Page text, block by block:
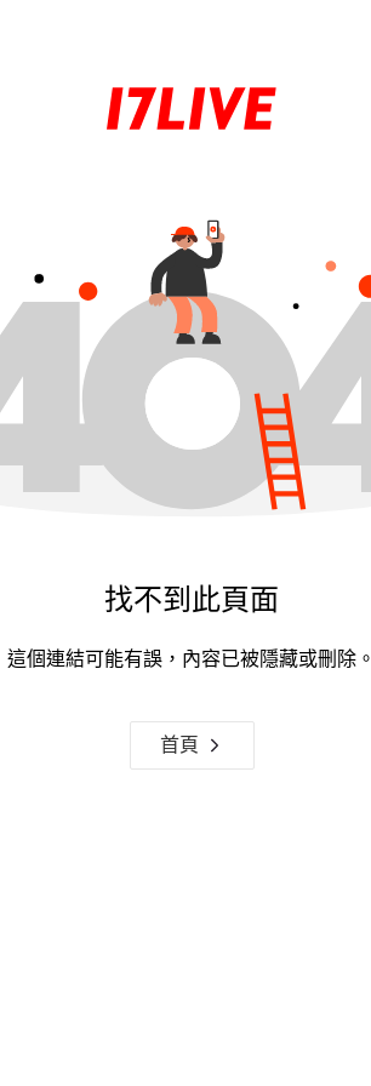
找不到此頁面
這個連結可能有誤，內容已被隱藏或刪除。
首頁